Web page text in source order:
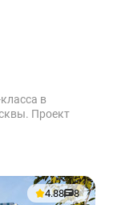
в
Проект
4.88 8